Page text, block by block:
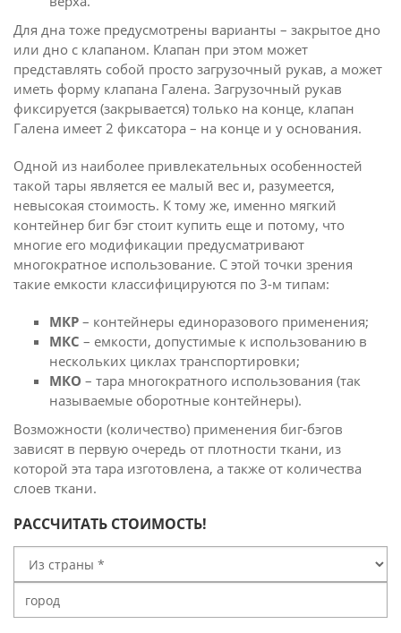
Для дна тоже предусмотрены варианты – закрытое дно
или дно с клапаном. Клапан при этом может
представлять собой просто загрузочный рукав, а может
иметь форму клапана Галена. Загрузочный рукав
фиксируется (закрывается) только на конце, клапан
Галена имеет 2 фиксатора – на конце и у основания.
Одной из наиболее привлекательных особенностей
такой тары является ее малый вес и, разумеется,
невысокая стоимость. К тому же, именно мягкий
контейнер биг бэг стоит купить еще и потому, что
многие его модификации предусматривают
многократное использование. С этой точки зрения
такие емкости классифицируются по 3-м типам:
МКР – контейнеры единоразового применения;
МКС – емкости, допустимые к использованию в
нескольких циклах транспортировки;
МКО – тара многократного использования (так
называемые оборотные контейнеры).
Возможности (количество) применения биг-бэгов
зависят в первую очередь от плотности ткани, из
которой эта тара изготовлена, а также от количества
слоев ткани.
РАССЧИТАТЬ СТОИМОСТЬ!